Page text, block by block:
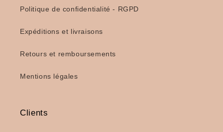
Politique de confidentialité - RGPD
Expéditions et livraisons
Retours et remboursements
Mentions légales
Clients